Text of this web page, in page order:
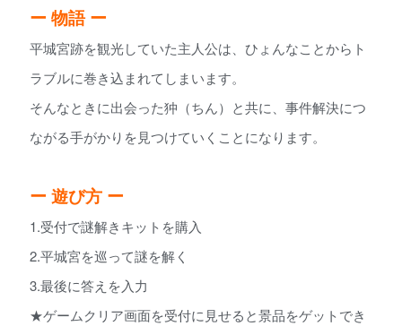
ー 物語 ー
平城宮跡を観光していた主人公は、ひょんなことからト
ラブルに巻き込まれてしまいます。
そんなときに出会った狆（ちん）と共に、事件解決につ
ながる手がかりを見つけていくことになります。
ー 遊び方 ー
1.受付で謎解きキットを購入
2.平城宮を巡って謎を解く
3.最後に答えを入力
★ゲームクリア画面を受付に見せると景品をゲットでき